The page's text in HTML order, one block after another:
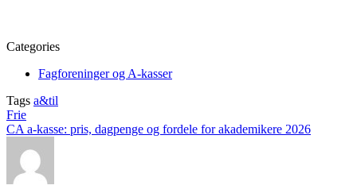
Categories
Fagforeninger og A-kasser
Tags a&til
Post
navigation
Frie
CA a-kasse: pris, dagpenge og fordele for akademikere 2026